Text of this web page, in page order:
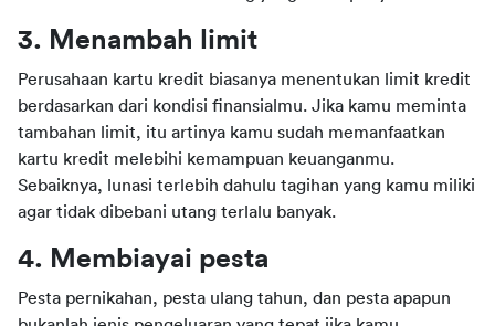
3. Menambah limit
Perusahaan kartu kredit biasanya menentukan limit kredit
berdasarkan dari kondisi finansialmu. Jika kamu meminta
tambahan limit, itu artinya kamu sudah memanfaatkan
kartu kredit melebihi kemampuan keuanganmu.
Sebaiknya, lunasi terlebih dahulu tagihan yang kamu miliki
agar tidak dibebani utang terlalu banyak.
4. Membiayai pesta
Pesta pernikahan, pesta ulang tahun, dan pesta apapun